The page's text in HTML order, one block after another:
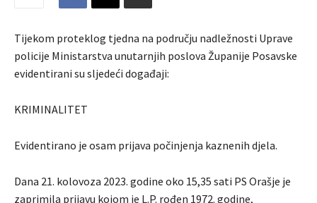
Tijekom proteklog tjedna na području nadležnosti Uprave
policije Ministarstva unutarnjih poslova Županije Posavske
evidentirani su sljedeći događaji:
KRIMINALITET
Evidentirano je osam prijava počinjenja kaznenih djela.
Dana 21. kolovoza 2023. godine oko 15,35 sati PS Orašje je
zaprimila prijavu kojom je L.P. rođen 1972. godine,